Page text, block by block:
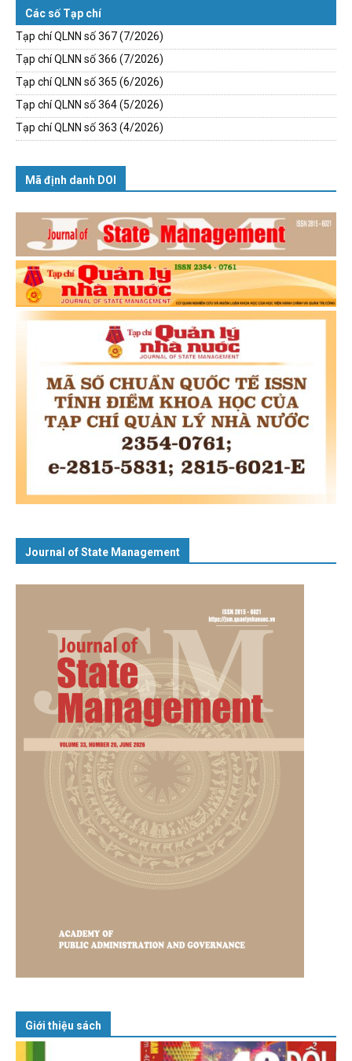
Các số Tạp chí
Tạp chí QLNN số 367 (7/2026)
Tạp chí QLNN số 366 (7/2026)
Tạp chí QLNN số 365 (6/2026)
Tạp chí QLNN số 364 (5/2026)
Tạp chí QLNN số 363 (4/2026)
Mã định danh DOI
Journal of State Management
Giới thiệu sách